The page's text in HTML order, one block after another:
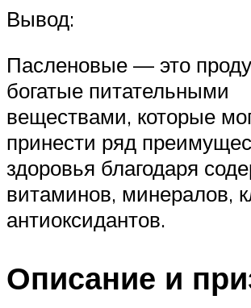
Вывод:
Пасленовые — это
богатые питательными
веществами, которые
принести ряд
здоровья благодаря
витаминов, минералов,
антиоксидантов.
Описание и